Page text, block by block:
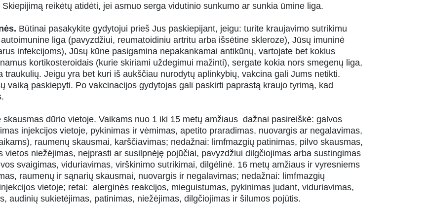
reikėtų atidėti, jei asmuo serga vidutinio sunkumo ar sunkia ūmine liga.
Būtinai pasakykite gydytojui prieš Jus paskiepijant, jeigu: turite kraujavimo sutrikimu
liga (pavyzdžiui, reumatoidiniu artritu arba išsėtine skleroze), Jūsų imuninė
infekcijoms), Jūsų kūne pasigamina nepakankamai antikūnų, vartojate bet kokius
kortikosteroidais (kurie skiriami uždegimui mažinti), sergate kokia nors smegenų liga,
Jeigu yra bet kuri iš aukščiau nurodytų aplinkybių, vakcina gali Jums netikti.
vaiką paskiepyti. Po vakcinacijos gydytojas gali paskirti paprastą kraujo tyrimą, kad
skausmas dūrio vietoje. Vaikams nuo 1 iki 15 metų amžiaus dažnai pasireiškė: galvos
injekcijos vietoje, pykinimas ir vėmimas, apetito praradimas, nuovargis ar negalavimas,
raumenų skausmai, karščiavimas; nedažnai: limfmazgių patinimas, pilvo skausmas,
niežėjimas, neįprasti ar susilpnėję pojūčiai, pavyzdžiui dilgčiojimas arba sustingimas
svaigimas, viduriavimas, virškinimo sutrikimai, dilgėlinė. 16 metų amžiaus ir vyresniems
raumenų ir sąnarių skausmai, nuovargis ir negalavimas; nedažnai: limfmazgių
vietoje; retai: alerginės reakcijos, mieguistumas, pykinimas judant, viduriavimas,
audinių sukietėjimas, patinimas, niežėjimas, dilgčiojimas ir šilumos pojūtis.